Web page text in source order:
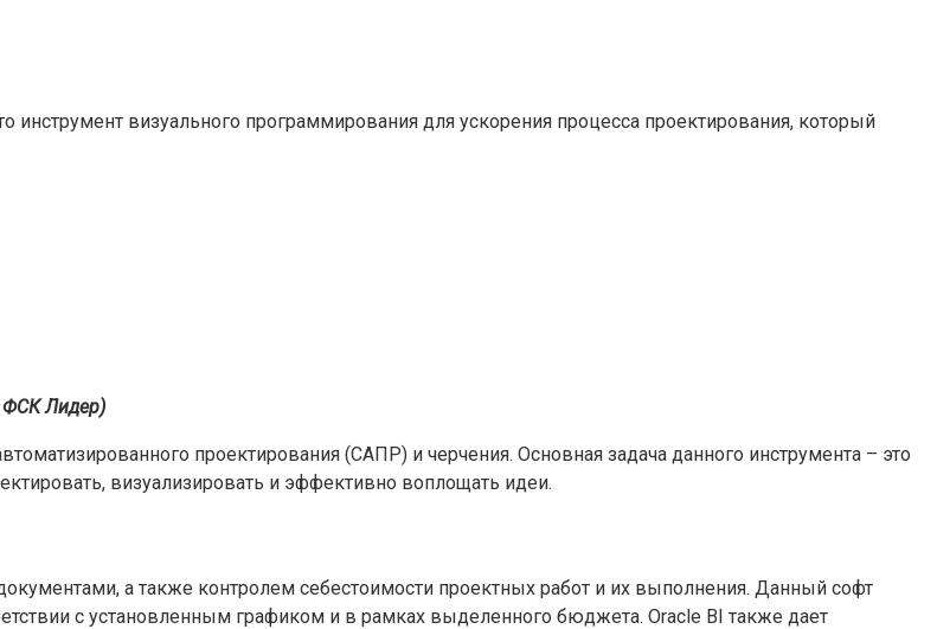
инструмент визуального программирования для ускорения процесса проектирования, который
ФСК Лидер)
проектирования (САПР) и черчения. Основная задача данного инструмента – это
визуализировать и эффективно воплощать идеи.
а также контролем себестоимости проектных работ и их выполнения. Данный софт
с установленным графиком и в рамках выделенного бюджета. Oracle BI также дает